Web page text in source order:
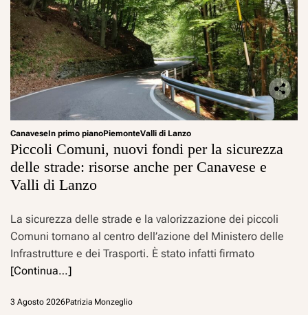
CanaveseIn primo pianoPiemonteValli di Lanzo
Piccoli Comuni, nuovi fondi per la sicurezza
delle strade: risorse anche per Canavese e
Valli di Lanzo
La sicurezza delle strade e la valorizzazione dei piccoli
Comuni tornano al centro dell’azione del Ministero delle
Infrastrutture e dei Trasporti. È stato infatti firmato
[Continua…]
3 Agosto 2026Patrizia Monzeglio